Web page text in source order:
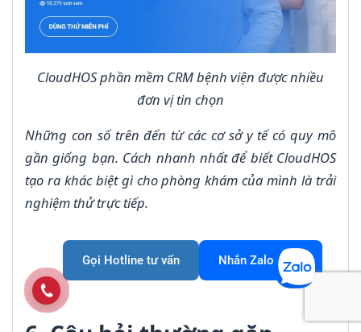
CloudHOS phần mềm CRM bệnh viện được nhiều
đơn vị tin chọn
Những con số trên đến từ các cơ sở y tế có quy mô
gần giống bạn. Cách nhanh nhất để biết CloudHOS
tạo ra khác biệt gì cho phòng khám của mình là trải
nghiệm thử trực tiếp.
Gọi Hotline tư vấn Nhắn Zalo ngay